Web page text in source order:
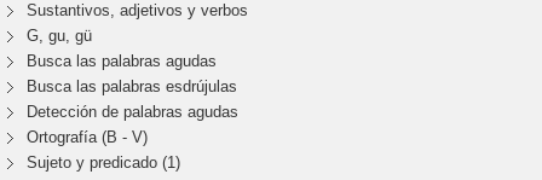
Sustantivos, adjetivos y verbos
G, gu, gü
Busca las palabras agudas
Busca las palabras esdrújulas
Detección de palabras agudas
Ortografía (B - V)
Sujeto y predicado (1)